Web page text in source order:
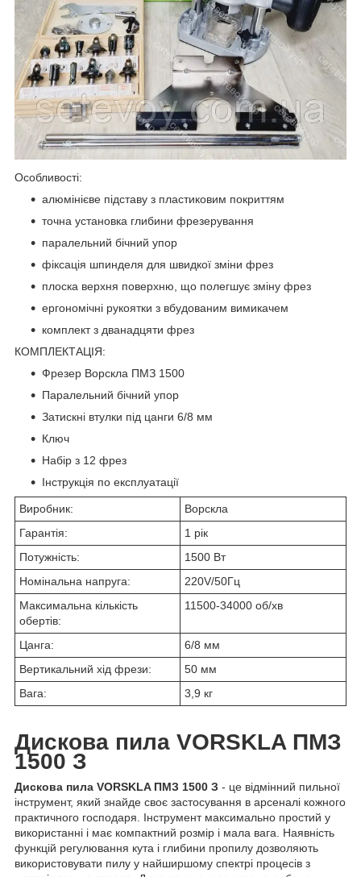
Особливості:
алюмінієве підставу з пластиковим покриттям
точна установка глибини фрезерування
паралельний бічний упор
фіксація шпинделя для швидкої зміни фрез
плоска верхня поверхню, що полегшує зміну фрез
ергономічні рукоятки з вбудованим вимикачем
комплект з дванадцяти фрез
КОМПЛЕКТАЦІЯ:
Фрезер Ворскла ПМЗ 1500
Паралельний бічний упор
Затискні втулки під цанги 6/8 мм
Ключ
Набір з 12 фрез
Інструкція по експлуатації
Виробник:
Ворскла
Гарантія:
1 рік
Потужність:
1500 Вт
Номінальна напруга:
220V/50Гц
Максимальна кількість
обертів:
11500-34000 об/хв
Цанга:
6/8 мм
Вертикальний хід фрези:
50 мм
Вага:
3,9 кг
Дискова пила VORSKLA ПМЗ
1500 З
Дискова пила VORSKLA ПМЗ 1500 З - це відмінний пильної
інструмент, який знайде своє застосування в арсеналі кожного
практичного господаря. Інструмент максимально простий у
використанні і має компактний розмір і мала вага. Наявність
функцій регулювання кута і глибини пропилу дозволяють
використовувати пилу у найширшому спектрі процесів з